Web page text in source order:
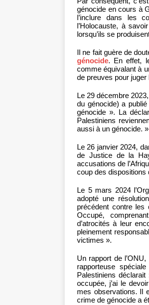
génocide en cours à
l’inclure dans les
l’Holocauste, à
lorsqu’ils se
Il ne fait guère de
génocide. En effet,
comme équivalant à
de preuves pour juger
Le 29 décembre
du génocide) a
génocide ». La
Palestiniens
aussi à un génocide. »
Le 26 janvier 2024,
de Justice de la
accusations de
coup des dispositions
Le 5 mars 2024
adopté une
précédent contre les
Occupé,
d’atrocités à leur
pleinement
victimes ».
Un rapport de l’ONU,
rapporteuse
Palestiniens
occupée, j’ai le
mes observations. Il
crime de génocide a